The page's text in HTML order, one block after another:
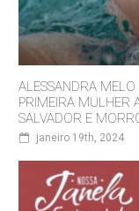
ALESSANDRA MELO
PRIMEIRA MULHER
SALVADOR E
janeiro 19th, 2024